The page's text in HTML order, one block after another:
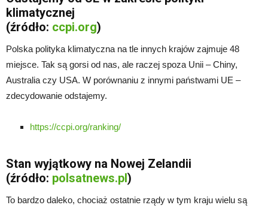
klimatycznej
(źródło: ccpi.org)
Polska polityka klimatyczna na tle innych krajów zajmuje 48
miejsce. Tak są gorsi od nas, ale raczej spoza Unii – Chiny,
Australia czy USA. W porównaniu z innymi państwami UE –
zdecydowanie odstajemy.
https://ccpi.org/ranking/
Stan wyjątkowy na Nowej Zelandii
(źródło: polsatnews.pl)
To bardzo daleko, chociaż ostatnie rządy w tym kraju wielu są